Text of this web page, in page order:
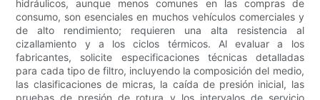
hidráulicos, aunque menos comunes en las compras de
consumo, son esenciales en muchos vehículos comerciales y
de alto rendimiento; requieren una alta resistencia al
cizallamiento y a los ciclos térmicos. Al evaluar a los
fabricantes, solicite especificaciones técnicas detalladas
para cada tipo de filtro, incluyendo la composición del medio,
las clasificaciones de micras, la caída de presión inicial, las